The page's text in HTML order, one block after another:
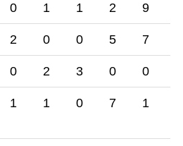
0 1 1 2 9
2 0 0 5 7
0 2 3 0 0
1 1 0 7 1